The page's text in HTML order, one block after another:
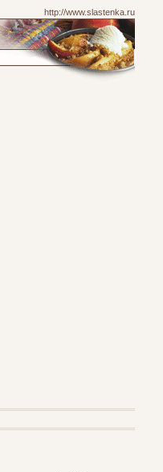
http://www.slastenka.ru